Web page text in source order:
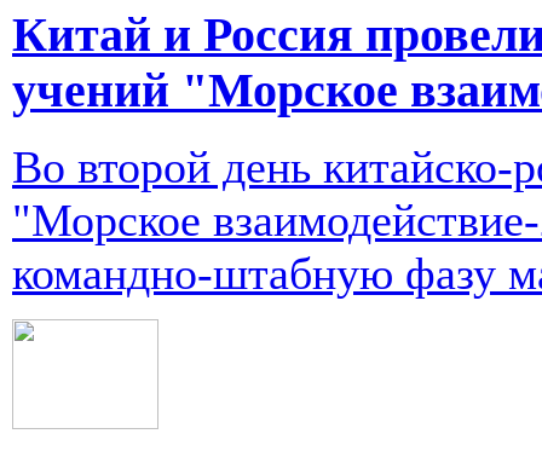
Китай и Россия
учений "Морское
Во второй день китайско-
"Морское
командно-штабную фазу